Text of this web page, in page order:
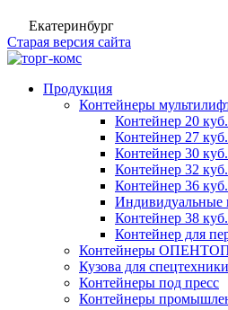
Екатеринбург
Старая версия сайта
Продукция
Контейнеры
Контейнер 20
Контейнер 27
Контейнер 30
Контейнер 32
Контейнер 36
Индивидуальные
Контейнер 38
Контейнер для
Контейнеры
Кузова для спецтехники
Контейнеры под пресс
Контейнеры